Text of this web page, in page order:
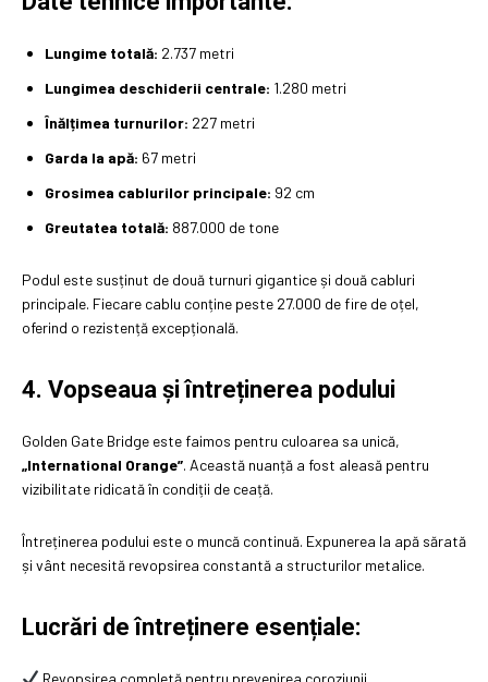
Lungime totală: 2.737 metri
Lungimea deschiderii centrale: 1.280 metri
Înălțimea turnurilor: 227 metri
Garda la apă: 67 metri
Grosimea cablurilor principale: 92 cm
Greutatea totală: 887.000 de tone
Podul este susținut de două turnuri gigantice și două cabluri
principale. Fiecare cablu conține peste 27.000 de fire de oțel,
oferind o rezistență excepțională.
4. Vopseaua și întreținerea podului
Golden Gate Bridge este faimos pentru culoarea sa unică,
„International Orange”. Această nuanță a fost aleasă pentru
vizibilitate ridicată în condiții de ceață.
Întreținerea podului este o muncă continuă. Expunerea la apă sărată
și vânt necesită revopsirea constantă a structurilor metalice.
Lucrări de întreținere esențiale:
Revopsirea completă pentru prevenirea coroziunii